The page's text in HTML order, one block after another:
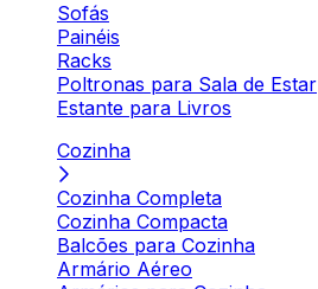
Sofás
Painéis
Racks
Poltronas para Sala de Estar
Estante para Livros
Cozinha
Cozinha Completa
Cozinha Compacta
Balcões para Cozinha
Armário Aéreo